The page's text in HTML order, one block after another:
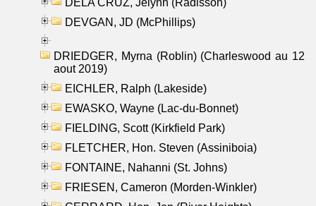
DEVGAN, JD (McPhillips)
DRIEDGER, Myrna (Roblin) (Charleswood au 12
aout 2019)
EICHLER, Ralph (Lakeside)
EWASKO, Wayne (Lac-du-Bonnet)
FIELDING, Scott (Kirkfield Park)
FLETCHER, Hon. Steven (Assiniboia)
FONTAINE, Nahanni (St. Johns)
FRIESEN, Cameron (Morden-Winkler)